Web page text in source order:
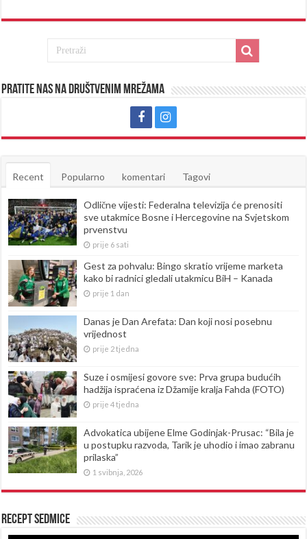
Pratite nas na društvenim mrežama
Recent Popularno komentari Tagovi
Odlične vijesti: Federalna televizija će prenositi
sve utakmice Bosne i Hercegovine na Svjetskom
prvenstvu
prije 6 sati
Gest za pohvalu: Bingo skratio vrijeme marketa
kako bi radnici gledali utakmicu BiH – Kanada
prije 1 dan
Danas je Dan Arefata: Dan koji nosi posebnu
vrijednost
prije 2 tjedna
Suze i osmijesi govore sve: Prva grupa budućih
hadžija ispraćena iz Džamije kralja Fahda (FOTO)
prije 4 tjedna
Advokatica ubijene Elme Godinjak-Prusac: “Bila je
u postupku razvoda, Tarik je uhodio i imao zabranu
prilaska”
1 svibnja, 2026
Recept sedmice